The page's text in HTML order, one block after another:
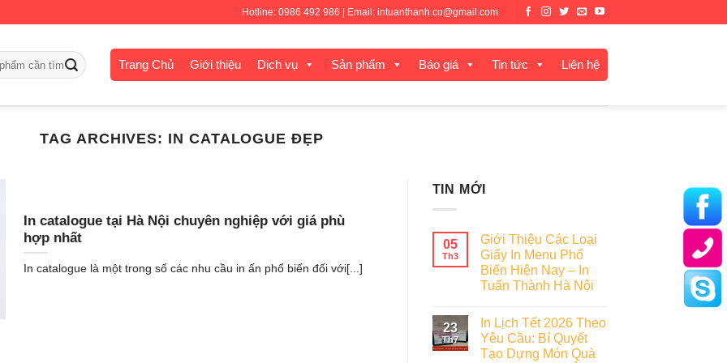
CHÀO MỪNG QUÝ KHÁCH ĐẾN VỚI IN TUẤN THÀNHHotline: 0986 492 986 | Email: intuanthanh.co@gmail.com
Trang Chủ Giới thiệu Dịch vụ Sản phẩm Báo giá Tin tức Liên hệ
TAG ARCHIVES: IN CATALOGUE ĐẸP
In catalogue tại Hà Nội chuyên nghiệp với giá phù
hợp nhất
In catalogue là một trong số các nhu cầu in ấn phổ biến đối với[...]
TIN MỚI
05
Th3
Giới Thiệu Các Loại
Giấy In Menu Phổ
Biến Hiện Nay – In
Tuấn Thành Hà Nội
23
Th7
In Lịch Tết 2026 Theo
Yêu Cầu: Bí Quyết
Tạo Dựng Món Quà